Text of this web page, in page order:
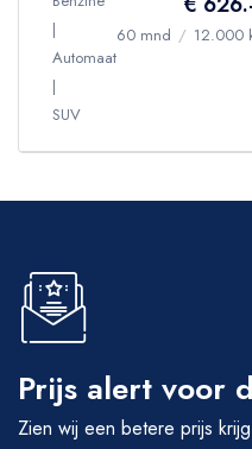
Automaat
SUV
60 mnd / 12.000
Prijs alert voor
Zien wij een betere prijs